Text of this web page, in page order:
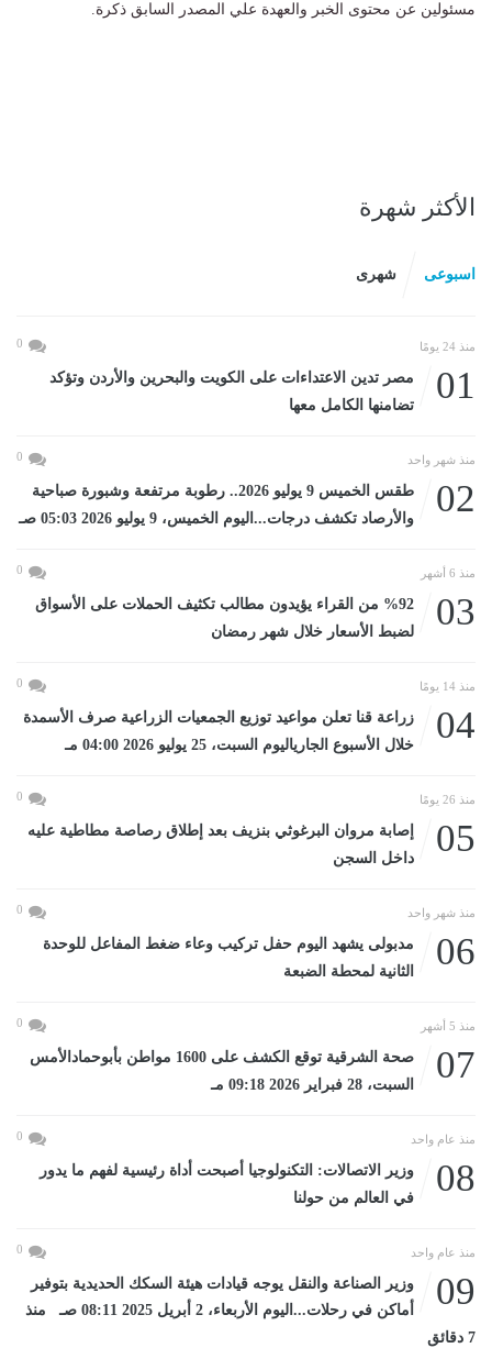
مسئولين عن محتوى الخبر والعهدة علي المصدر السابق ذكرة.
الأكثر شهرة
اسبوعى شهرى
منذ 24 يومًا 0
01
مصر تدين الاعتداءات على الكويت والبحرين والأردن وتؤكد
تضامنها الكامل معها
منذ شهر واحد 0
02
طقس الخميس 9 يوليو 2026.. رطوبة مرتفعة وشبورة صباحية
والأرصاد تكشف درجات...اليوم الخميس، 9 يوليو 2026 05:03 صـ
منذ 6 أشهر 0
03
%92 من القراء يؤيدون مطالب تكثيف الحملات على الأسواق
لضبط الأسعار خلال شهر رمضان
منذ 14 يومًا 0
04
زراعة قنا تعلن مواعيد توزيع الجمعيات الزراعية صرف الأسمدة
خلال الأسبوع الجارياليوم السبت، 25 يوليو 2026 04:00 مـ
منذ 26 يومًا 0
05
إصابة مروان البرغوثي بنزيف بعد إطلاق رصاصة مطاطية عليه
داخل السجن
منذ شهر واحد 0
06
مدبولى يشهد اليوم حفل تركيب وعاء ضغط المفاعل للوحدة
الثانية لمحطة الضبعة
منذ 5 أشهر 0
07
صحة الشرقية توقع الكشف على 1600 مواطن بأبوحمادالأمس
السبت، 28 فبراير 2026 09:18 مـ
منذ عام واحد 0
08
وزير الاتصالات: التكنولوجيا أصبحت أداة رئيسية لفهم ما يدور
في العالم من حولنا
منذ عام واحد 0
09
وزير الصناعة والنقل يوجه قيادات هيئة السكك الحديدية بتوفير
أماكن في رحلات...اليوم الأربعاء، 2 أبريل 2025 08:11 صـ منذ
7 دقائق